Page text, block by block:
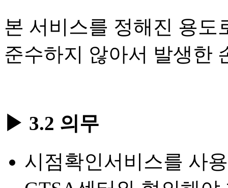
본 서비스를 정해진 용도
준수하지 않아서 발생한
▶ 3.2 의무
시점확인서비스를 사